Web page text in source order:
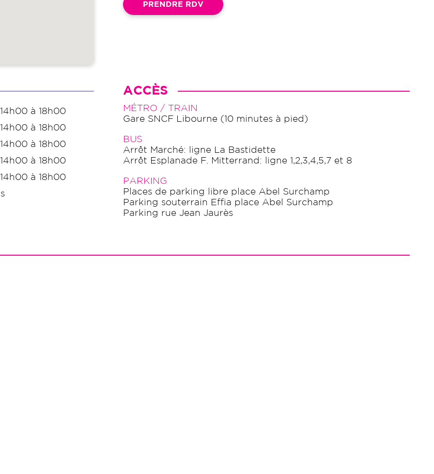
PRENDRE RDV
à 18h00
à 18h00
à 18h00
à 18h00
à 18h00
ACCÈS
MÉTRO / TRAIN
Gare SNCF Libourne (10 minutes à pied)
BUS
Arrêt Marché: ligne La Bastidette
Arrêt Esplanade F. Mitterrand: ligne 1,2,3,4,5,7 et 8
PARKING
Places de parking libre place Abel Surchamp
Parking souterrain Effia place Abel Surchamp
Parking rue Jean Jaurès